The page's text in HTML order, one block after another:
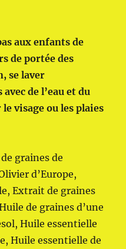
aux enfants de
de portée des
se laver
de l’eau et du
visage ou les plaies
graines de
d’Europe,
Extrait de graines
de graines d’une
Huile essentielle
Huile essentielle de